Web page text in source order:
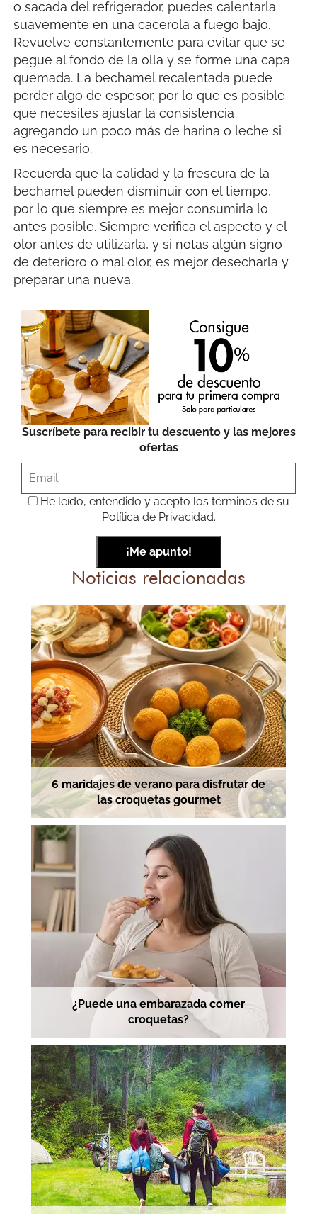
o sacada del refrigerador, puedes calentarla
suavemente en una cacerola a fuego bajo.
Revuelve constantemente para evitar que se
pegue al fondo de la olla y se forme una capa
quemada. La bechamel recalentada puede
perder algo de espesor, por lo que es posible
que necesites ajustar la consistencia
agregando un poco más de harina o leche si
es necesario.
Recuerda que la calidad y la frescura de la
bechamel pueden disminuir con el tiempo,
por lo que siempre es mejor consumirla lo
antes posible. Siempre verifica el aspecto y el
olor antes de utilizarla, y si notas algún signo
de deterioro o mal olor, es mejor desecharla y
preparar una nueva.
Suscríbete para recibir tu descuento y las mejores
ofertas
He leído, entendido y acepto los términos de su
Política de Privacidad.
Noticias relacionadas
6 maridajes de verano para disfrutar de
las croquetas gourmet
¿Puede una embarazada comer
croquetas?